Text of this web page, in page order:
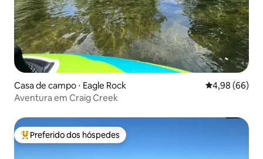
Casa de campo ⋅ Eagle Rock 4,98 de uma
4,98 (66)
Aventura em Craig Creek
Entre os melhores preferidos dos hóspedes
Preferido dos hóspedes